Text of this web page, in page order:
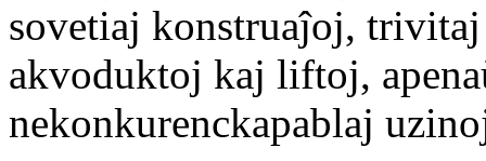
sovetiaj konstruaĵoj,
akvoduktoj kaj liftoj,
nekonkurenckapablaj